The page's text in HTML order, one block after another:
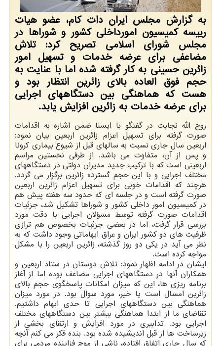
به گزارش مجلس ایران دات کام، عضو هیات
رییسه کمیسیون امورداخلی کشور و شوراها در
مجلس شورای اسلامی تصریح کرد: تلاش
مضاعفی برای عرضه خدمات و تسهیل امور
زائرین حسینی به کار گرفته شده اما با عنایت به
حجم فوق العاده بالای زائرین انتظار بود و
هست که هماهنگی بین دستگاههای اجرایی
برای عرضه خدمات به زائرین افزایش یابد.
روح الله نجابت در گفتگو با ایسنا ضمن اشاره به اقدامات
صورت گرفته برای تسهیل اعزام زائرین اربعین بیان نمود:
اربعین سال جاری نسبت به سالهای قبل از شیوع بیماری کرونا
و پس از آن، متفاوت می باشد. از طرفی نخستین مراسم
اربعینی است که با ترکیب جدید مدیران دولتی در دستگاههای
مختلف اجرایی و با این حجم گسترده زائرین برگزار می گردد.
هرچند که اقدامات خوبی برای تسهیل اعزام زائرین اربعین
صورت گرفته است و در جلسه ای که حدود سه هفته پیش هم
در کمیسیون امور داخلی کشور و شوراها تشکیل شد، جزئیات
اقدامات صورت گرفته توسط مسؤلان اجرایی با دقت مورد
بررسی قرار گرفت، اما در بعضی جزئیات بخصوص هم ترازی
ظرفیت های دو کشور ایران و عراق ابهاماتی وجود داشت که به
نظر می آید در یکی دو روز گذشته، زائرین اربعین را با مشکل
مواجه کرده است.
ایشان در ادامه اظهار نمود: تلاش دوستان در ستاد اربعین و
همکاران آنها در دستگاههای اجرایی مضاعف بوده اما از آغاز
برنامه ریزی ها، این که میزان امکانات پاسخگوی حجم بالای
زائرین امسال است یا خیر، مورد سوال بود. در مورد میزان
هماهنگی بین دستگاههای اجرایی تا حدی ابهام داشتیم.
تقاضای ما از ابتدا هماهنگی بیشتر بین دستگاههای مختلف
اجرایی بود. تدابیری در مورد افزایش و ارتقای بخشی از
زیرساخت ها از قبل اندیشیده شده بود. بنده فکر می کنم آنچه